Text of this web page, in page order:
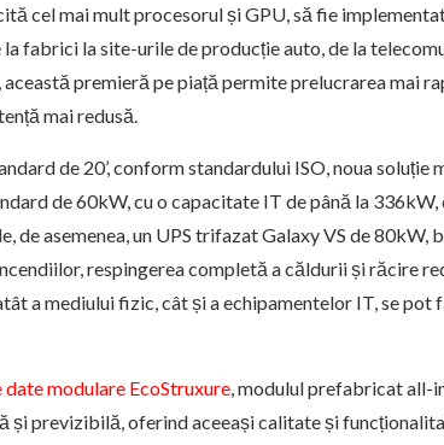
cel mai mult procesorul și GPU, să fie
fabrici la site-urile de producție auto, de la
premieră pe piață permite prelucrarea mai
mai redusă.
de 20’, conform standardului ISO, noua soluție
de 60kW, cu o capacitate IT de până la
de asemenea, un UPS trifazat Galaxy VS de 80kW,
respingerea completă a căldurii și răcire
a mediului fizic, cât și a echipamentelor IT, se pot
date modulare EcoStruxure , modulul prefabricat all-
și previzibilă, oferind aceeași calitate și